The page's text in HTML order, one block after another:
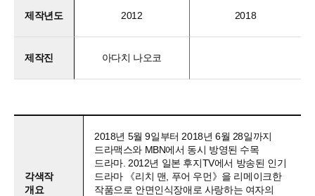
제작년도 2012 2018
제작진 아다치 나오코
각색작
개요
2018년 5월 9일부터 2018년 6월 28일까지
드라맥스와 MBN에서 동시 방영된 수목
드라마. 2012년 일본 후지TV에서 방송된 인기
드라마 《리치 맨, 푸어 우먼》을 리메이크한
작품으로 안면인식장애로 사랑하는 여자의